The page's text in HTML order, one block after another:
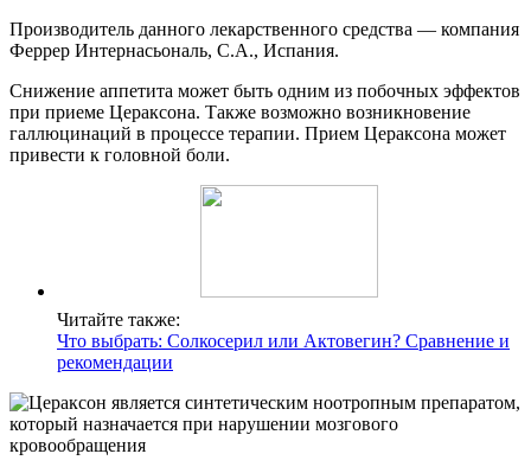
Производитель данного лекарственного средства — компания
Феррер Интернасьональ, С.А., Испания.
Снижение аппетита может быть одним из побочных эффектов
при приеме Цераксона. Также возможно возникновение
галлюцинаций в процессе терапии. Прием Цераксона может
привести к головной боли.
Читайте также:
Что выбрать: Солкосерил или Актовегин? Сравнение и
рекомендации